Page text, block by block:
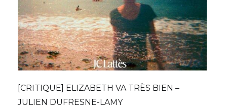
[CRITIQUE] ELIZABETH VA TRÈS BIEN –
JULIEN DUFRESNE-LAMY